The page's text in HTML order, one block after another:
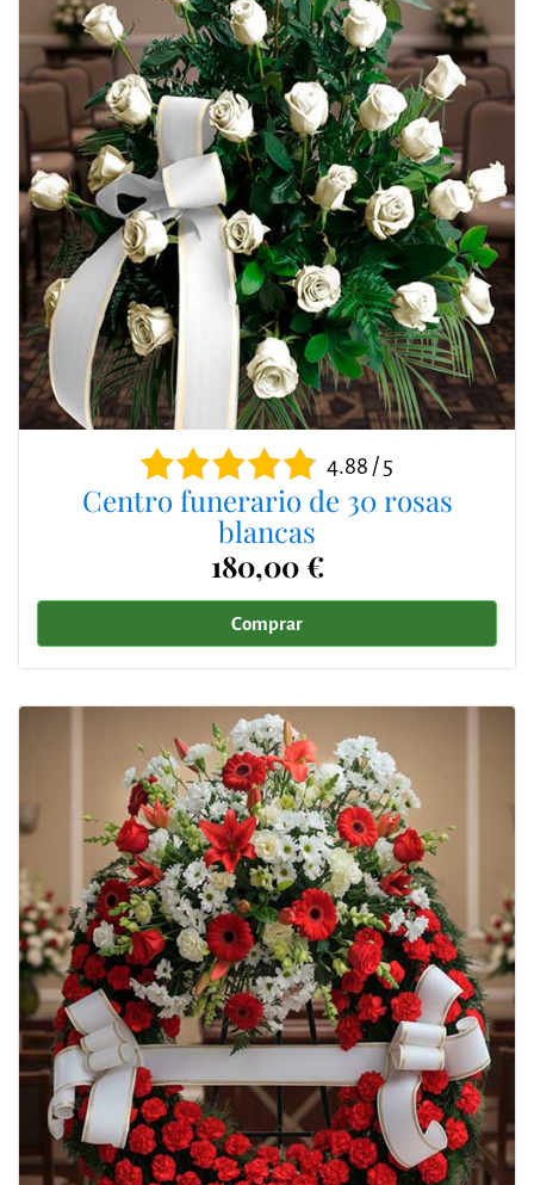
4.88 / 5
Centro funerario de 30 rosas
blancas
180,00 €
Comprar